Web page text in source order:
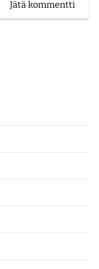
Jätä kommentti